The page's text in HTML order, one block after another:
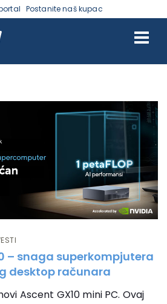
Postanite naš kupac
– snaga superkompjutera
desktop računara
Ascent GX10 mini PC. Ovaj